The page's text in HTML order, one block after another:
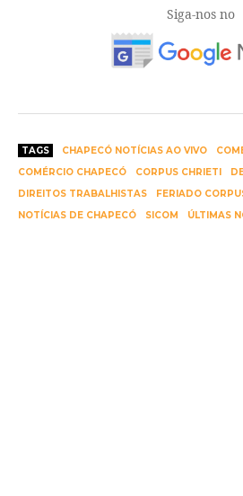
Siga-nos no
TAGS CHAPECÓ NOTÍCIAS AO VIVO
COMÉRCIO CHAPECÓ
CORPUS CHRIETI
DIREITOS TRABALHISTAS
FERIADO
NOTÍCIAS DE CHAPECÓ
SICOM ÚLTIMAS